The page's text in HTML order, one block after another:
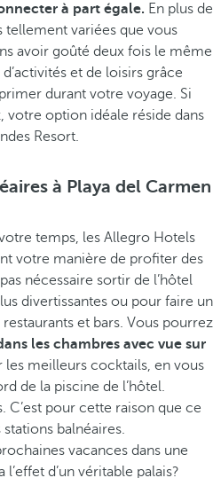
à part égale. En plus de
variées que vous
avoir goûté deux fois le même
et de loisirs grâce
durant votre voyage. Si
votre option idéale réside dans
Resort.
à Playa del Carmen
temps, les Allegro Hotels
votre manière de profiter des
nécessaire sortir de l’hôtel
divertissantes ou pour faire un
et bars. Vous pourrez
les chambres avec vue sur
les meilleurs cocktails, en vous
de la piscine de l’hôtel.
C’est pour cette raison que ce
balnéaires.
vacances dans une
d’un véritable palais?